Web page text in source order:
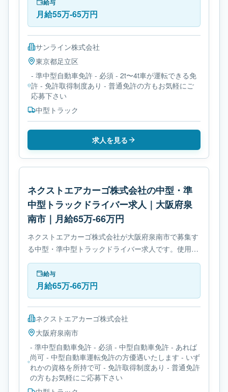
給与
月給55万-65万円
サンライン株式会社
東京都足立区
- 準中型自動車免許 - 必須 - 2t〜4t車が運転できる免
許 - 免許取得制度あり - 普通免許の方もお気軽にご
応募下さい
中型トラック
求人を見る
ネクストエアカーゴ株式会社の中型・準
中型トラックドライバー求人｜大阪府泉
南市｜月給65万-66万円
ネクストエアカーゴ株式会社が大阪府泉南市で募集す
る中型・準中型トラックドライバー求人です。使用車
種は中型トラックです。勤務時間は- 変形労働時間制
です。必要免許は- 準中型自動車免許です。
給与
月給65万-66万円
ネクストエアカーゴ株式会社
大阪府泉南市
- 準中型自動車免許 - 必須 - 中型自動車免許 - あれば
尚可 - 中型自動車運転免許の方優遇いたします - いず
れかの資格を所持で可 - 免許取得制度あり - 普通免許
の方もお気軽にご応募下さい